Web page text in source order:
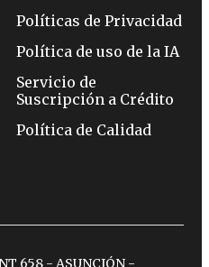
Políticas de Privacidad
Política de uso de la IA
Servicio de
Suscripción a Crédito
Política de Calidad
658 - ASUNCIÓN -